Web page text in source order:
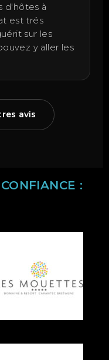
d'hôtes à
est trés
sur les
y aller les
avis
: